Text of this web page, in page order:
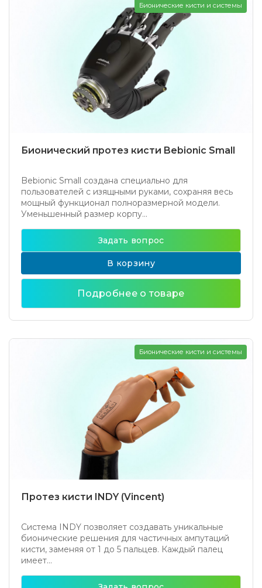
Бионический протез кисти Bebionic Small
Bebionic Small создана специально для
пользователей с изящными руками, сохраняя весь
мощный функционал полноразмерной модели.
Уменьшенный размер корпу...
Бионические кисти и системы
Задать вопрос
В корзину
Подробнее о товаре
Протез кисти INDY (Vincent)
Система INDY позволяет создавать уникальные
бионические решения для частичных ампутаций
кисти, заменяя от 1 до 5 пальцев. Каждый палец
имеет...
Бионические кисти и системы